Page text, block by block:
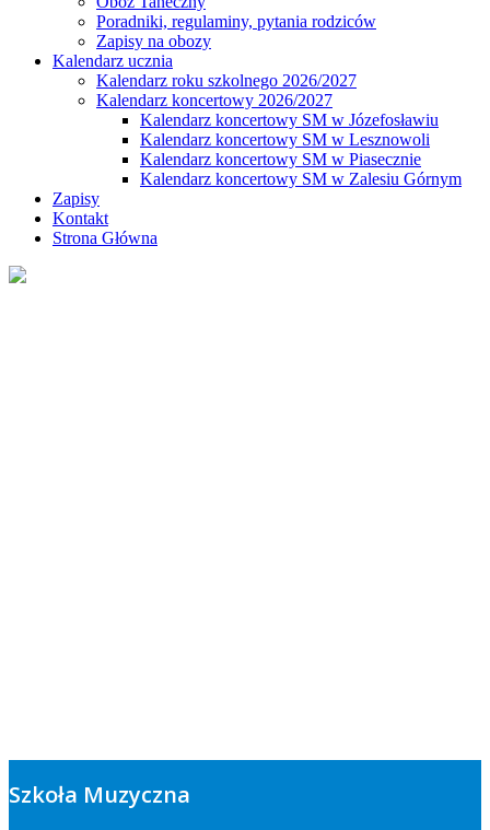
Poradniki, regulaminy, pytania rodziców
Zapisy na obozy
Kalendarz ucznia
Kalendarz roku szkolnego 2026/2027
Kalendarz koncertowy 2026/2027
Kalendarz koncertowy SM w Józefosławiu
Kalendarz koncertowy SM w Lesznowoli
Kalendarz koncertowy SM w Piasecznie
Kalendarz koncertowy SM w Zalesiu Górnym
Zapisy
Kontakt
Strona Główna
Szkoła Muzyczna